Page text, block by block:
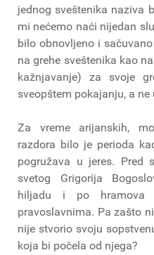
jednog sveštenika naziva
mi nećemo naći nijedan
bilo obnovljeno i
na grehe sveštenika kao
kažnjavanje) za svoje
sveopštem pokajanju, a ne
Za vreme arijanskih,
razdora bilo je perioda
pogružava u jeres. Pred
svetog Grigorija
hiljadu i po hramova
pravoslavnima. Pa zašto
nije stvorio svoju
koja bi počela od njega?